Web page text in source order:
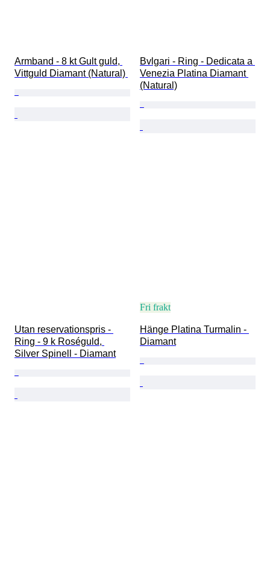
Armband - 8 kt Gult guld,
Vittguld Diamant (Natural)
Bvlgari - Ring - Dedicata a
Venezia Platina Diamant
(Natural)
Utan reservationspris -
Ring - 9 k Roséguld,
Silver Spinell - Diamant
Fri frakt
Hänge Platina Turmalin -
Diamant